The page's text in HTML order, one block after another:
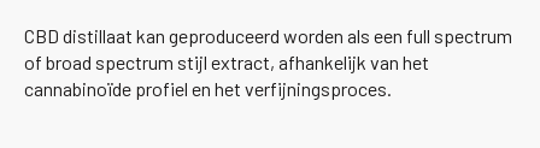
CBD distillaat kan geproduceerd worden als een full spectrum
of broad spectrum stijl extract, afhankelijk van het
cannabinoïde profiel en het verfijningsproces.